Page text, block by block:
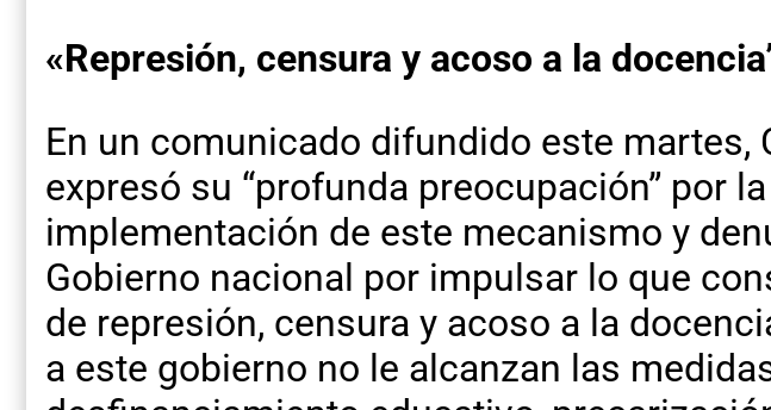
«Represión, censura y acoso a la
En un comunicado difundido este martes,
expresó su “profunda preocupación” por la
implementación de este mecanismo y
Gobierno nacional por impulsar lo que
de represión, censura y acoso a la
a este gobierno no le alcanzan las